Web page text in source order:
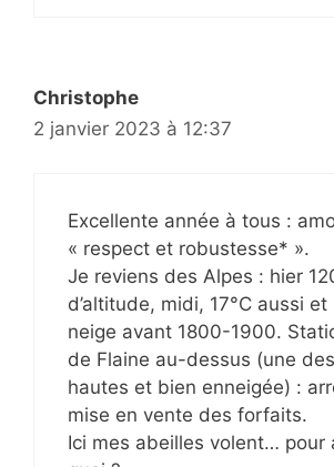
Christophe
2 janvier 2023 à 12:37
Excellente année à tous :
« respect et robustesse* ».
Je reviens des Alpes : hier
d’altitude, midi, 17°C aussi
neige avant 1800-1900.
de Flaine au-dessus (une
hautes et bien enneigée) :
mise en vente des forfaits.
Ici mes abeilles volent… pour